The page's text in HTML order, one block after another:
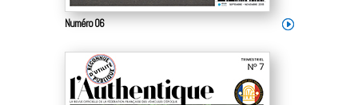
Numéro 06